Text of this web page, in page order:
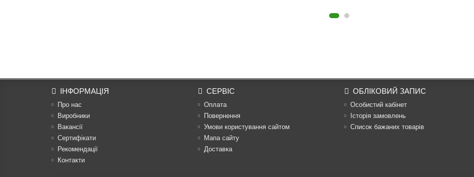
ІНФОРМАЦІЯ
Про нас
Виробники
Вакансії
Сертифікати
Рекомендації
Контакти
СЕРВІС
Оплата
Повернення
Умови користування сайтом
Мапа сайту
Доставка
ОБЛІКОВИЙ ЗАПИС
Особистий кабінет
Історія замовлень
Список бажаних товарів